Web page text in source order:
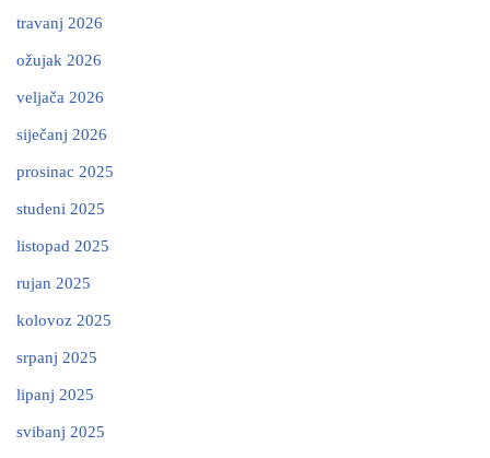
travanj 2026
ožujak 2026
veljača 2026
siječanj 2026
prosinac 2025
studeni 2025
listopad 2025
rujan 2025
kolovoz 2025
srpanj 2025
lipanj 2025
svibanj 2025